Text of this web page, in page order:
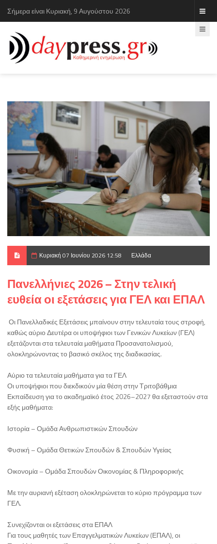
Σήμερα είναι Κυριακή, 9 Αυγούστου 2026
Κυριακή 07 Ιουνίου 2026 12:58 Ελλάδα
Πανελλήνιες 2026 – Στην τελική
ευθεία οι εξετάσεις για ΓΕΛ και ΕΠΑΛ
Οι Πανελλαδικές Εξετάσεις μπαίνουν στην τελευταία τους στροφή,
καθώς αύριο Δευτέρα οι υποψήφιοι των Γενικών Λυκείων (ΓΕΛ)
εξετάζονται στα τελευταία μαθήματα Προσανατολισμού,
ολοκληρώνοντας το βασικό σκέλος της διαδικασίας.
Αύριο τα τελευταία μαθήματα για τα ΓΕΛ
Οι υποψήφιοι που διεκδικούν μία θέση στην Τριτοβάθμια
Εκπαίδευση για το ακαδημαϊκό έτος 2026–2027 θα εξεταστούν στα
εξής μαθήματα:
Ιστορία – Ομάδα Ανθρωπιστικών Σπουδών
Φυσική – Ομάδα Θετικών Σπουδών & Σπουδών Υγείας
Οικονομία – Ομάδα Σπουδών Οικονομίας & Πληροφορικής
Με την αυριανή εξέταση ολοκληρώνεται το κύριο πρόγραμμα των
ΓΕΛ.
Συνεχίζονται οι εξετάσεις στα ΕΠΑΛ
Για τους μαθητές των Επαγγελματικών Λυκείων (ΕΠΑΛ), οι